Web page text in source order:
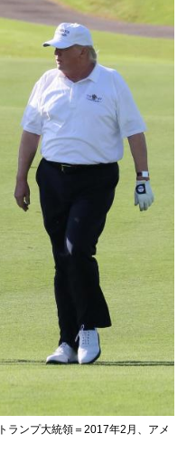
ランプ大統領＝2017年2月、アメ